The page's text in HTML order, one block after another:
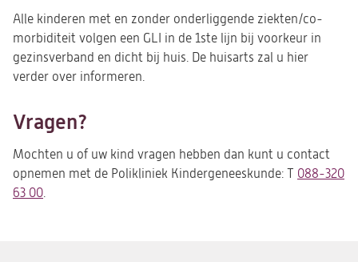
Alle kinderen met en zonder onderliggende ziekten/co-
morbiditeit volgen een GLI in de 1ste lijn bij voorkeur in
gezinsverband en dicht bij huis. De huisarts zal u hier
verder over informeren.
Vragen?
Mochten u of uw kind vragen hebben dan kunt u contact
opnemen met de Polikliniek Kindergeneeskunde: T 088-320
63 00.